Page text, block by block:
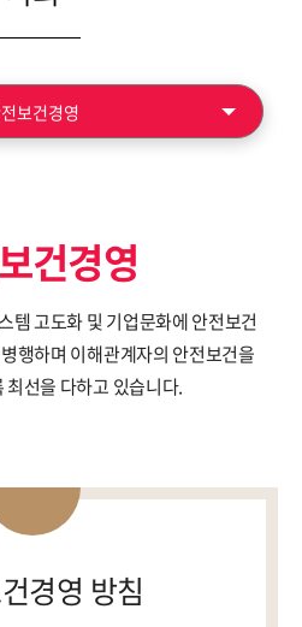
미디어센터
브로슈어
공지사항
IR
건경영
템 고도화 및 기업문화에 안전보건
행하며 이해관계자의 안전보건을
최선을 다하고 있습니다.
경영 방침